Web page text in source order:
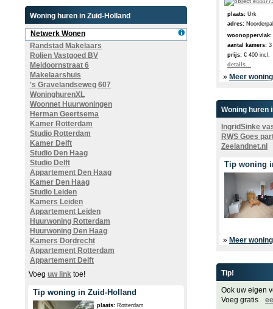
Woning huren in Zuid-Holland
Netwerk Wonen
Randstad Makelaars
Rolien Vastgoed BV
Meidoornstraat 6
Makelaarshuis
's Gravelandseweg 607
WoninghurenXL
Woonnet Huurwoningen
Herman Geertsema
Kamer Rotterdam
Studio Rotterdam
Kamer Delft
Studio Den Haag
Studio Delft
Appartement Den Haag
Kamer Den Haag
Studio Leiden
Kamers Leiden
Appartement Leiden
Huurwoning Rotterdam
Huurwoning Den Haag
Kamers Dordrecht
Appartement Rotterdam
Appartement Delft
Voeg uw link toe!
Tip woning in Zuid-Holland
plaats: Rotterdam
plaats: Urk
adres:
woonoppervlak:
aantal kamers: 3
prijs: € 400 incl.
details...
» Meer
Woning huren
IngridSinke
RWS Goes
Zeelandnet.nl
Tip woning
» Meer
Tip!
Ook uw eigen
Voeg gratis